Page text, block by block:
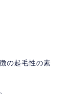
の起毛性の素